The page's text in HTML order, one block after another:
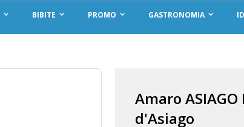
BIBITE PROMO GASTRONOMIA
Amaro
d'Asiago